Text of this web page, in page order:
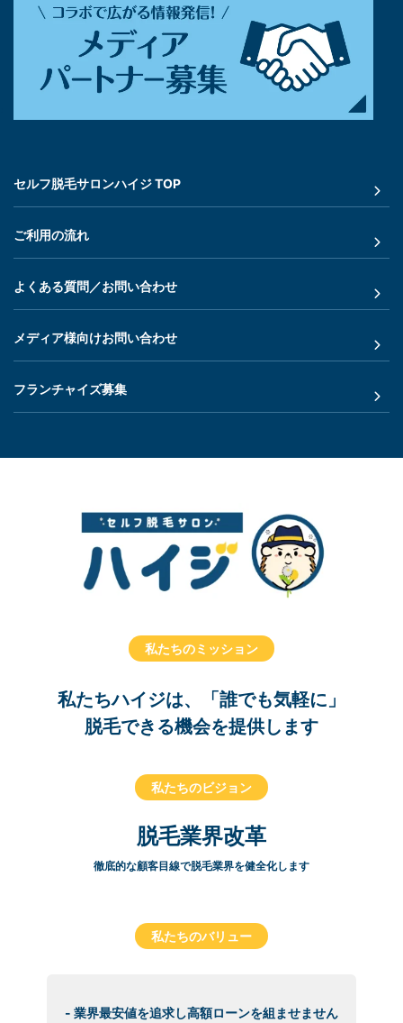
セルフ脱毛サロンハイジ TOP
ご利用の流れ
よくある質問／お問い合わせ
メディア様向けお問い合わせ
フランチャイズ募集
私たちのミッション
私たちハイジは、「誰でも気軽に」
脱毛できる機会を提供します
私たちのビジョン
脱毛業界改革
徹底的な顧客目線で脱毛業界を健全化します
私たちのバリュー
- 業界最安値を追求し高額ローンを組ませません